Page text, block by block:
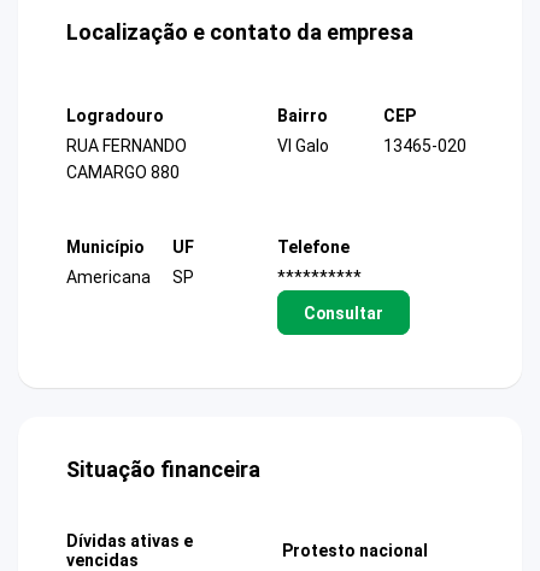
Localização e contato da empresa
Logradouro
RUA FERNANDO
CAMARGO 880
Bairro
Vl Galo
CEP
13465-020
Município
Americana
UF
SP
Telefone
**********
Consultar
Situação financeira
Dívidas ativas e
vencidas
Protesto nacional